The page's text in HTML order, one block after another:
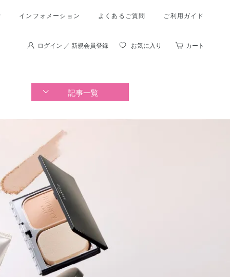
インフォメーション よくあるご質問 ご利用ガイド
ログイン ／ 新規会員登録 お気に入り カート
記事一覧